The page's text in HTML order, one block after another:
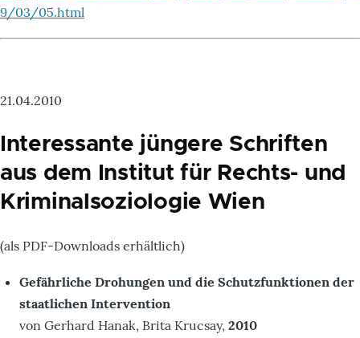
9/03/05.html
21.04.2010
Interessante jüngere Schriften
aus dem Institut für Rechts- und
Kriminalsoziologie Wien
(als PDF-Downloads erhältlich)
Gefährliche Drohungen und die Schutzfunktionen der
staatlichen Intervention
von Gerhard Hanak, Brita Krucsay, 2010